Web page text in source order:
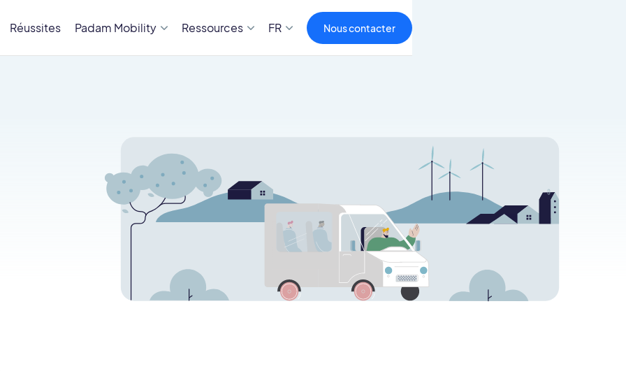
Réussites Padam Mobility Ressources FR Nous contacter